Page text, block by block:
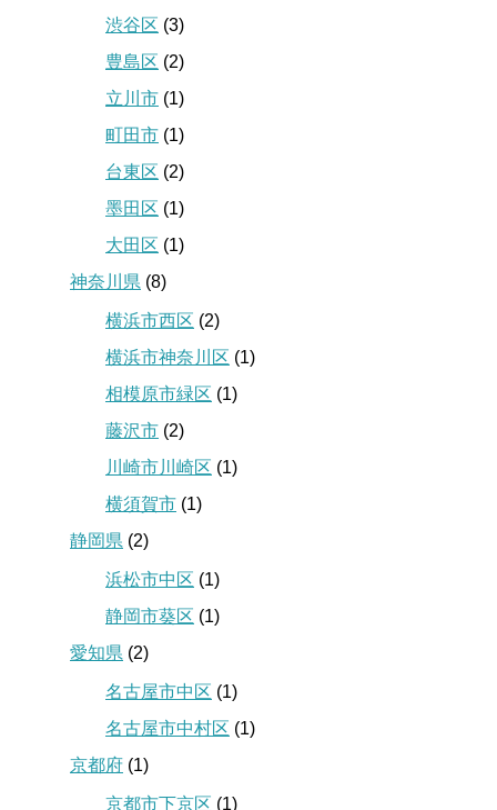
渋谷区 (3)
豊島区 (2)
立川市 (1)
町田市 (1)
台東区 (2)
墨田区 (1)
大田区 (1)
神奈川県 (8)
横浜市西区 (2)
横浜市神奈川区 (1)
相模原市緑区 (1)
藤沢市 (2)
川崎市川崎区 (1)
横須賀市 (1)
静岡県 (2)
浜松市中区 (1)
静岡市葵区 (1)
愛知県 (2)
名古屋市中区 (1)
名古屋市中村区 (1)
京都府 (1)
京都市下京区 (1)